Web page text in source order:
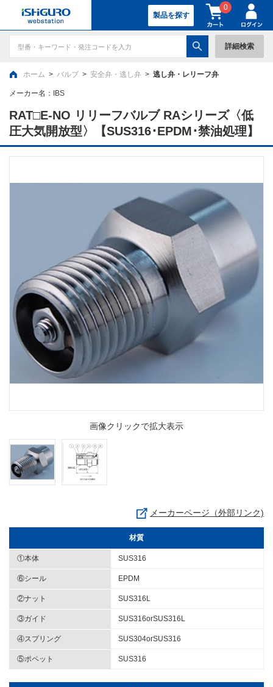
製品を探す
0
詳細検索
ホーム > バルブ > 安全弁・逃し弁 > 逃し弁・レリーフ弁
メーカー名： IBS
RAT□E-NO リリーフバルブ RAシリーズ〈低
圧大気開放型〉【SUS316･EPDM･禁油処理】
画像クリックで拡大表示
メーカーページ（外部リンク)
材質
①本体 SUS316
⑥シール EPDM
②ナット SUS316L
③ガイド SUS316orSUS316L
④スプリング SUS304orSUS316
⑤ポペット SUS316